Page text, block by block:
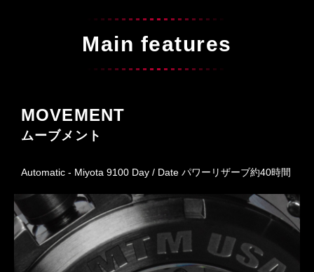
Main features
MOVEMENT
ムーブメント
Automatic - Miyota 9100 Day / Date パワーリザーブ約40時間